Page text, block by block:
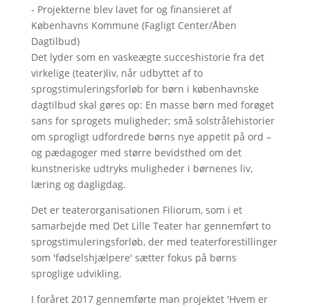
- Projekterne blev lavet for og finansieret af
Københavns Kommune (Fagligt Center/Åben
Dagtilbud)
Det lyder som en vaskeægte succeshistorie fra det
virkelige (teater)liv, når udbyttet af to
sprogstimuleringsforløb for børn i københavnske
dagtilbud skal gøres op: En masse børn med forøget
sans for sprogets muligheder; små solstrålehistorier
om sprogligt udfordrede børns nye appetit på ord –
og pædagoger med større bevidsthed om det
kunstneriske udtryks muligheder i børnenes liv,
læring og dagligdag.
Det er teaterorganisationen Filiorum, som i et
samarbejde med Det Lille Teater har gennemført to
sprogstimuleringsforløb, der med teaterforestillinger
som 'fødselshjælpere' sætter fokus på børns
sproglige udvikling.
I foråret 2017 gennemførte man projektet 'Hvem er